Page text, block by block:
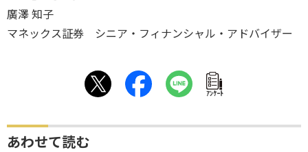
廣澤 知子
マネックス証券 シニア・フィナンシャル・アドバイザー
ｱﾝｹｰﾄ
あわせて読む